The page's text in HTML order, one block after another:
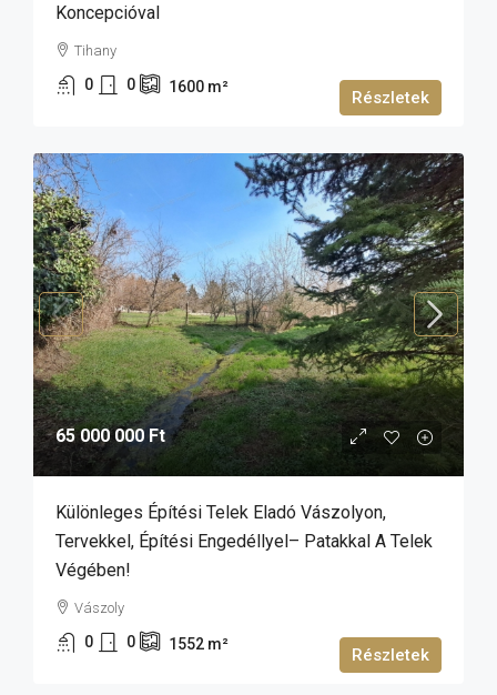
Koncepcióval
Tihany
0 0 1600 m²
Részletek
65 000 000 Ft
Különleges Építési Telek Eladó Vászolyon,
Tervekkel, Építési Engedéllyel– Patakkal A Telek
Végében!
Vászoly
0 0 1552 m²
Részletek